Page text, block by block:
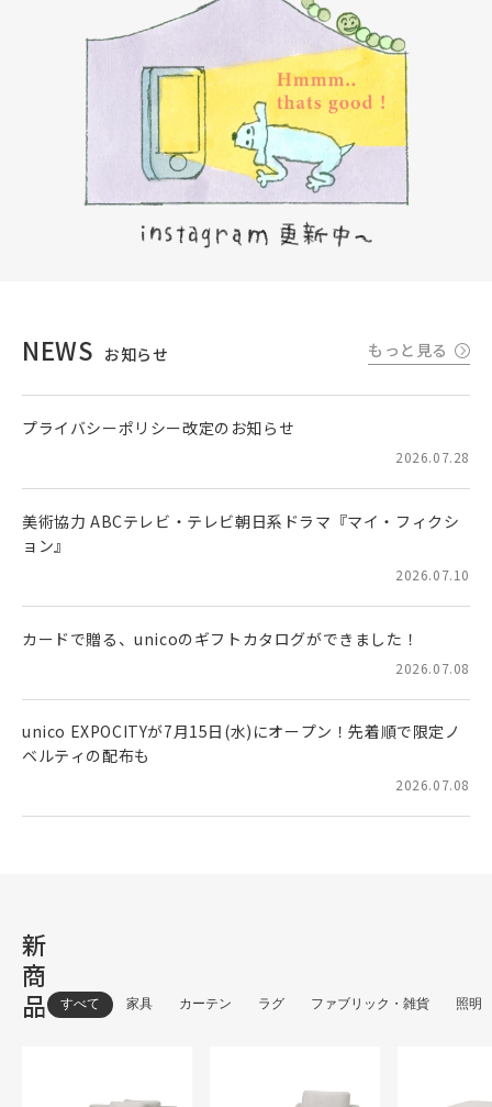
NEWS お知らせ もっと見る
2026.07.28
プライバシーポリシー改定のお知らせ
2026.07.10
美術協力 ABCテレビ・テレビ朝日系ドラマ『マイ・フィクシ
ョン』
2026.07.08
カードで贈る、unicoのギフトカタログができました！
2026.07.08
unico EXPOCITYが7月15日(水)にオープン！先着順で限定ノ
ベルティの配布も
新
商
品
すべて 家具 カーテン ラグ ファブリック・雑貨 照明